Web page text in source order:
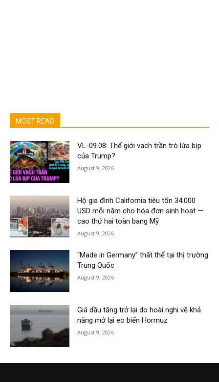
MOST READ
VL-09.08: Thế giới vạch trần trò lừa bịp
của Trump?
August 9, 2026
Hộ gia đình California tiêu tốn 34.000
USD mỗi năm cho hóa đơn sinh hoạt —
cao thứ hai toàn bang Mỹ
August 9, 2026
“Made in Germany” thất thế tại thị trường
Trung Quốc
August 9, 2026
Giá dầu tăng trở lại do hoài nghi về khả
năng mở lại eo biển Hormuz
August 9, 2026